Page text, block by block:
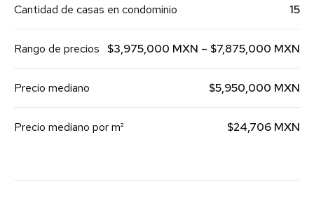
Cantidad de casas en condominio 15
Rango de precios $3,975,000 MXN – $7,875,000 MXN
Precio mediano $5,950,000 MXN
Precio mediano por m² $24,706 MXN